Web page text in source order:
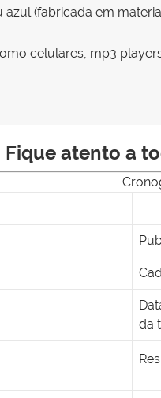
(fabricada em
celulares, mp3
Fique atento a
da